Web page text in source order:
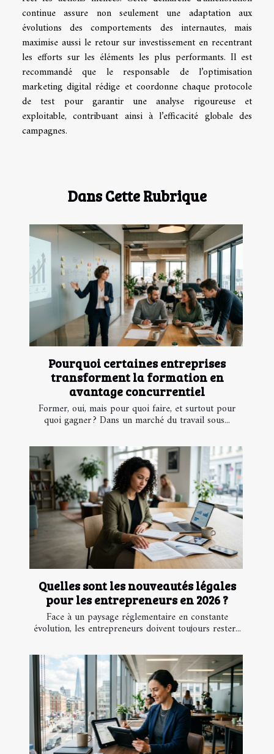
continue assure non seulement une adaptation aux
évolutions des comportements des internautes, mais
maximise aussi le retour sur investissement en recentrant
les efforts sur les éléments les plus performants. Il est
recommandé que le responsable de l’optimisation
marketing digital rédige et coordonne chaque protocole
de test pour garantir une analyse rigoureuse et
exploitable, contribuant ainsi à l’efficacité globale des
campagnes.
Dans Cette Rubrique
Pourquoi certaines entreprises
transforment la formation en
avantage concurrentiel
Former, oui, mais pour quoi faire, et surtout pour
quoi gagner ? Dans un marché du travail sous...
Quelles sont les nouveautés légales
pour les entrepreneurs en 2026 ?
Face à un paysage réglementaire en constante
évolution, les entrepreneurs doivent toujours rester...